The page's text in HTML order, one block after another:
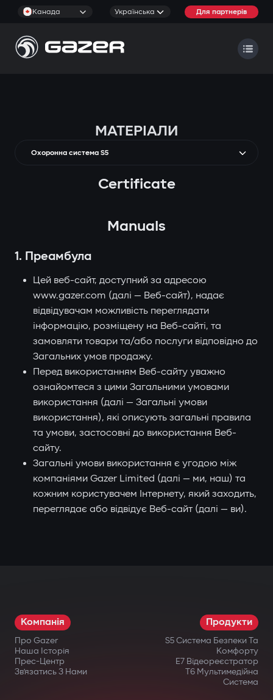
Канада Українська Для партнерів
МАТЕРІАЛИ
Охоронна система S5
Certificate
Manuals
1. Преамбула
Цей веб-сайт, доступний за адресою
www.gazer.com (далі — Веб-сайт), надає
відвідувачам можливість переглядати
інформацію, розміщену на Веб-сайті, та
замовляти товари та/або послуги відповідно до
Загальних умов продажу.
Перед використанням Веб-сайту уважно
ознайомтеся з цими Загальними умовами
використання (далі — Загальні умови
використання), які описують загальні правила
та умови, застосовні до використання Веб-
сайту.
Загальні умови використання є угодою між
компаніями Gazer Limited (далі — ми, наш) та
кожним користувачем Інтернету, який заходить,
переглядає або відвідує Веб-сайт (далі — ви).
Компанія
Про Gazer
Наша Історія
Прес-Центр
Зв’язатись З Нами
Продукти
S5 Система Безпеки Та
Комфорту
E7 Відеореєстратор
T6 Мультимедійна
Система